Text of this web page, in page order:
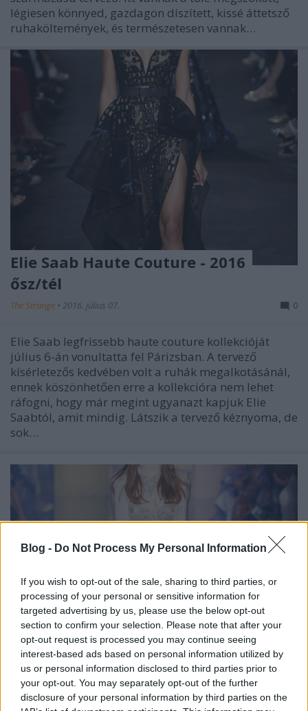
Blog - Do Not Process My Personal Information
If you wish to opt-out of the sale, sharing to third parties, or
processing of your personal or sensitive information for
targeted advertising by us, please use the below opt-out
section to confirm your selection. Please note that after your
opt-out request is processed you may continue seeing
interest-based ads based on personal information utilized by
us or personal information disclosed to third parties prior to
your opt-out. You may separately opt-out of the further
disclosure of your personal information by third parties on the
légiesen könnyed, gazdagon díszített, kissé áttetsző
ruhaköltemények, és természetesen vannak…
Elie Saab Haute Couture - 2016
ősz/tél
The Strange • 2016. július 07. 0
Elie Saab legfrissebb haute couture kollekcióját
július 6-án vonultatta fel Párizsban. A tervező
kísérletezős kedvében volt a ruhák megalkotásánál,
ennek köszönhetően erre a kollekcióra nem lehet
ráfogni, hogy már megint ugyanazt kapjuk Elie
Saabtól, amit mindig. Látszik a tervező kéznyoma, de
sok…
Haute couture bemutatók 2015 ősz -
Elie Saab